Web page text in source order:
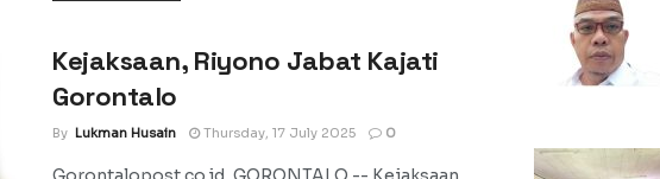
Kejaksaan, Riyono Jabat Kajati
Gorontalo
By Lukman Husain Thursday, 17 July 2025 0